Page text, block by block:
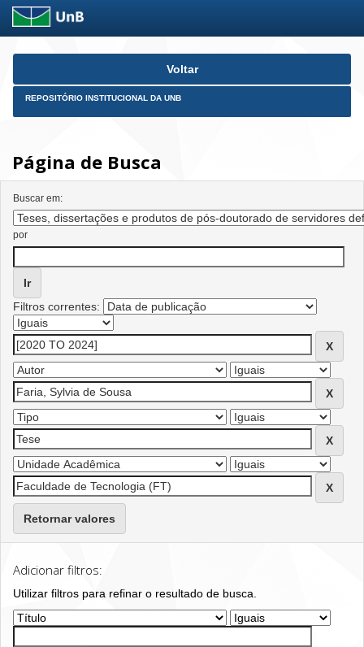
Skip
Voltar
REPOSITÓRIO INSTITUCIONAL DA UNB
Página de Busca
Buscar em:
por
Filtros correntes:
Retornar valores
Adicionar filtros:
Utilizar filtros para refinar o resultado de busca.